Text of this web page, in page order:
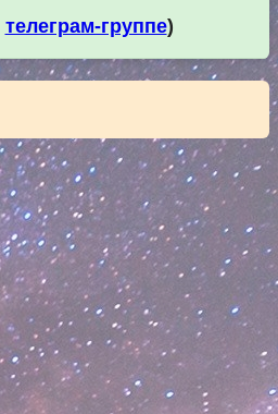
телеграм-группе)